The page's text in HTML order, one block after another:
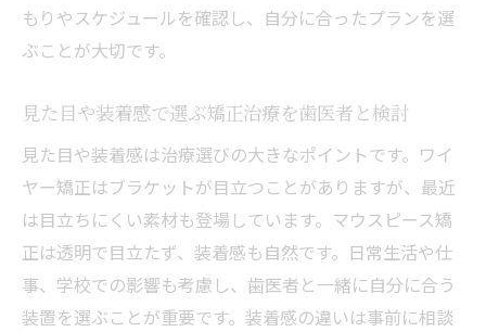
もりやスケジュールを確認し、自分に合ったプランを選
ぶことが大切です。
見た目や装着感で選ぶ矯正治療を歯医者と検討
見た目や装着感は治療選びの大きなポイントです。ワイ
ヤー矯正はブラケットが目立つことがありますが、最近
は目立ちにくい素材も登場しています。マウスピース矯
正は透明で目立たず、装着感も自然です。日常生活や仕
事、学校での影響も考慮し、歯医者と一緒に自分に合う
装置を選ぶことが重要です。装着感の違いは事前に相談